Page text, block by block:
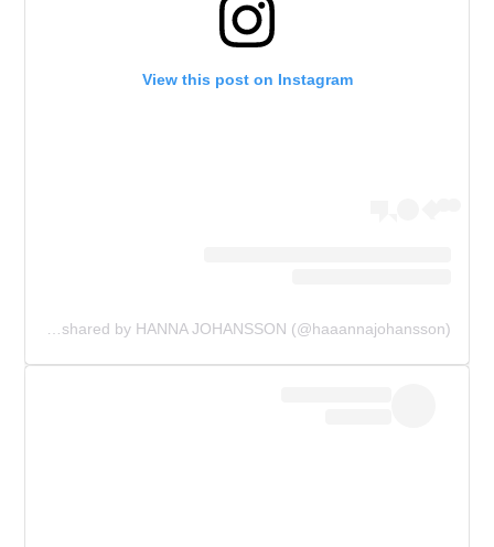
View this post on Instagram
A post shared by HANNA JOHANSSON (@haaannajohansson)